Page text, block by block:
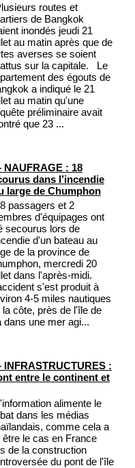
routes et
de Bangkok
inondés jeudi 21
au matin après que de
averses se soient
sur la capitale. Le
des égouts de
a indiqué le 21
au matin qu'une
préliminaire avait
que 23 ...
NAUFRAGE : 18
dans l’incendie
large de Chumphon
passagers et 2
d'équipages ont
secourus lors de
d'un bateau au
de la province de
mercredi 20
dans l'après-midi.
s'est produit à
4-5 miles nautiques
la côte, près de l'île de
dans une mer agi...
INFRASTRUCTURES :
entre le continent et
alimente le
dans les médias
comme cela a
être le cas en France
de la construction
du pont de l'île